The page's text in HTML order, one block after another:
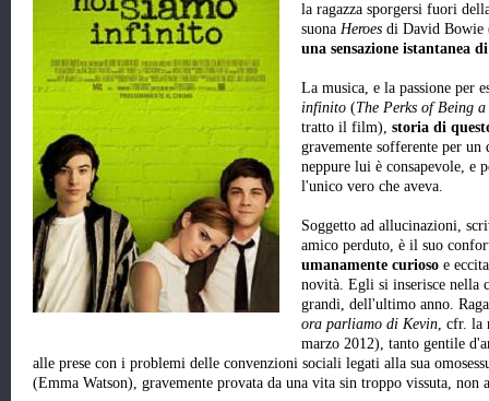
la ragazza sporgersi fuori
suona Heroes di David Bowie
una sensazione istantanea
La musica, e la passione per
infinito (The Perks of Being
tratto il film), storia di
gravemente sofferente per
neppure lui è consapevole, e
l'unico vero che aveva.
Soggetto ad allucinazioni,
amico perduto, è il suo
umanamente curioso e
novità. Egli si inserisce nella
grandi, dell'ultimo anno.
ora parliamo di Kevin, cfr. la
marzo 2012), tanto gentile
alle prese con i problemi delle convenzioni sociali legati alla sua
(Emma Watson), gravemente provata da una vita sin troppo vissuta, non